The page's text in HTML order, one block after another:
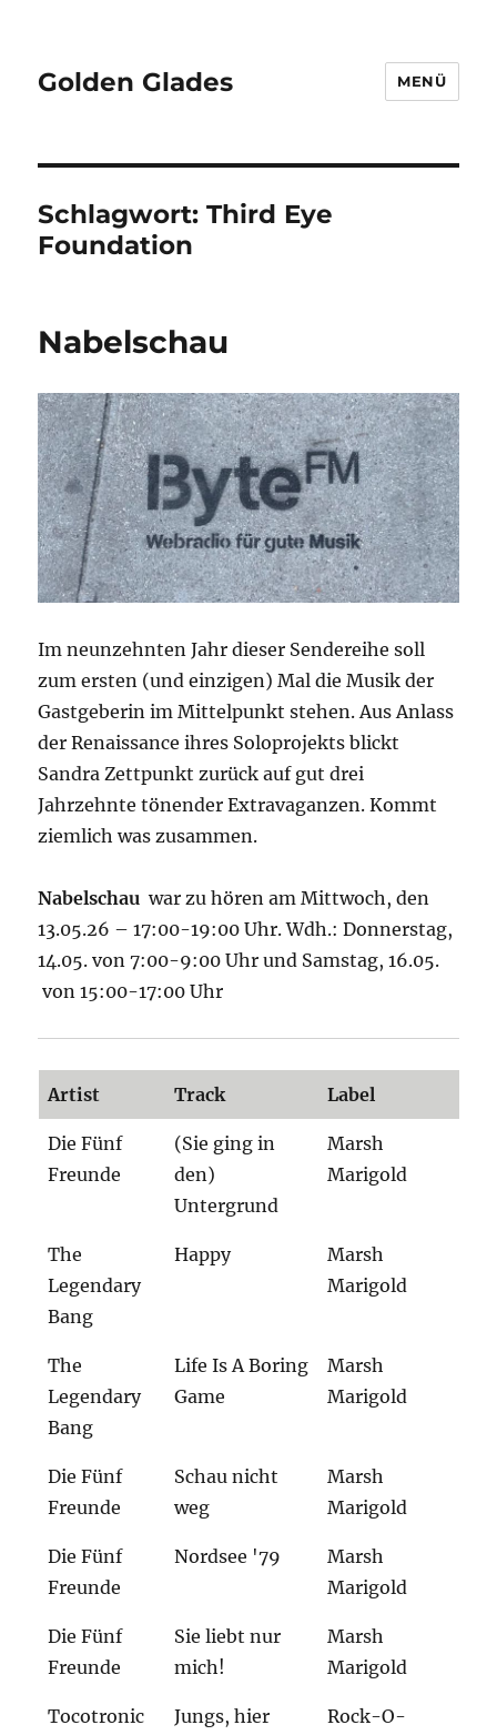
Golden Glades MENÜ
Schlagwort:Third Eye
Foundation
Nabelschau
Im neunzehnten Jahr dieser Sendereihe soll
zum ersten (und einzigen) Mal die Musik der
Gastgeberin im Mittelpunkt stehen. Aus Anlass
der Renaissance ihres Soloprojekts blickt
Sandra Zettpunkt zurück auf gut drei
Jahrzehnte tönender Extravaganzen. Kommt
ziemlich was zusammen.
Nabelschau war zu hören am Mittwoch, den
13.05.26 – 17:00-19:00 Uhr. Wdh.: Donnerstag,
14.05. von 7:00-9:00 Uhr und Samstag, 16.05.
von 15:00-17:00 Uhr
Artist Track Label
Die Fünf
Freunde
(Sie ging in
den)
Untergrund
Marsh
Marigold
The
Legendary
Bang
Happy
Marsh
Marigold
The
Legendary
Bang
Life Is A Boring
Game
Marsh
Marigold
Die Fünf
Freunde
Schau nicht
weg
Marsh
Marigold
Die Fünf
Freunde
Nordsee '79
Marsh
Marigold
Die Fünf
Freunde
Sie liebt nur
mich!
Marsh
Marigold
Tocotronic
Jungs, hier
Rock-O-